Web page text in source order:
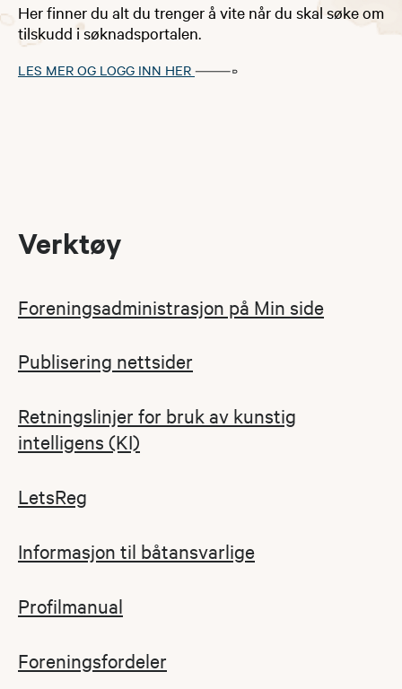
Her finner du alt du trenger å vite når du skal søke om
tilskudd i søknadsportalen.
LES MER OG LOGG INN HER
Verktøy
Foreningsadministrasjon på Min side
Publisering nettsider
Retningslinjer for bruk av kunstig
intelligens (KI)
LetsReg
Informasjon til båtansvarlige
Profilmanual
Foreningsfordeler